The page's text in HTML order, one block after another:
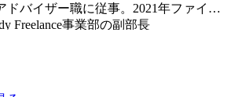
ドバイザー職に従事。2021年ファイン
Freelance事業部の副部長